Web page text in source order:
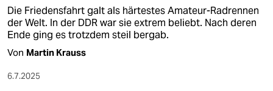
Die Friedensfahrt galt als härtestes Amateur-Radrennen
der Welt. In der DDR war sie extrem beliebt. Nach deren
Ende ging es trotzdem steil bergab.
Von Martin Krauss
6.7.2025